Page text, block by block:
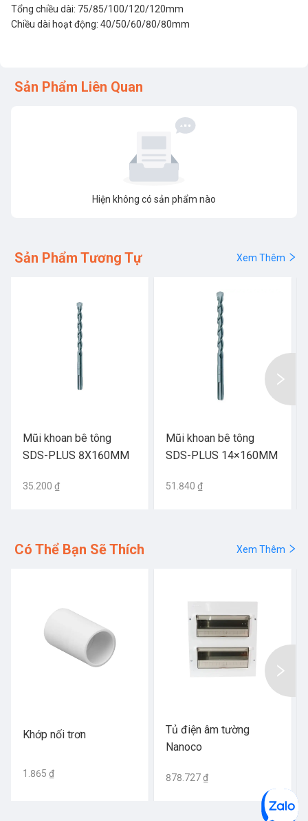
Tổng chiều dài: 75/85/100/120/120mm
Chiều dài hoạt động: 40/50/60/80/80mm
Sản Phẩm Liên Quan
Hiện không có sản phẩm nào
Sản Phẩm Tương Tự Xem Thêm
Mũi khoan bê tông
SDS-PLUS 8X160MM
35.200 ₫
Mũi khoan bê tông
SDS-PLUS 14×160MM
51.840 ₫
Có Thể Bạn Sẽ Thích Xem Thêm
Khớp nối trơn
1.865 ₫
Tủ điện âm tường
Nanoco
878.727 ₫